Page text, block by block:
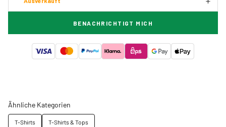
BENACHRICHTIGT MICH
Ähnliche Kategorien
T-Shirts T-Shirts & Tops